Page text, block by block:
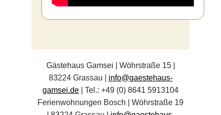
Gästehaus Gamsei | Wöhrstraße 15 |
83224 Grassau | info@gaestehaus-
gamsei.de | Tel.: +49 (0) 8641 5913104
Ferienwohnungen Bosch | Wöhrstraße 19